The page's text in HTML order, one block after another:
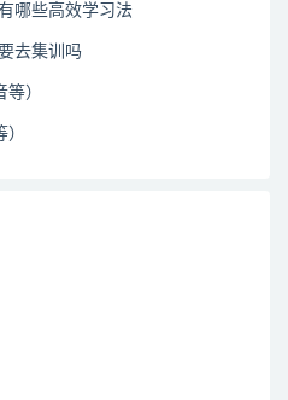
哪些高效学习法
去集训吗
）